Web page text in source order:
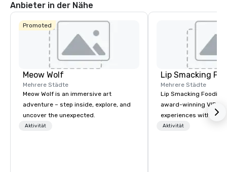
Anbieter in der Nähe
Promoted
Meow Wolf
Mehrere Städte
Meow Wolf is an immersive art
adventure – step inside, explore, and
uncover the unexpected.
Aktivität
Lip Smacking
Mehrere Städte
Lip Smacking Foodie
award-winning VIP
experiences with
restaurants
Aktivität